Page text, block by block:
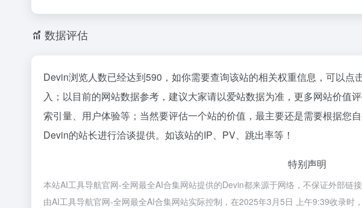
数据评估
Devin浏览人数已经达到590，如你需要查询该站的相关权重信息，可以点
入；以目前的网站数据参考，建议大家请以爱站数据为准，更多网站价值
索引量、用户体验等；当然要评估一个站的价值，最主要还是需要根据您
Devin的站长进行洽谈提供。如该站的IP、PV、跳出率等！
特别声明
本站AI工具导航官网-全网最全AI合集网站提供的Devin都来源于网络，不保证外部链
由AI工具导航官网-全网最全AI合集网站实际控制，在2025年3月5日 上午9:39收录时